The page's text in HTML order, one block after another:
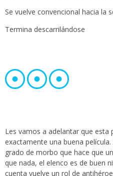
Se vuelve convencional hacia la
Termina descarrilándose
Les vamos a adelantar que esta
exactamente una buena
grado de morbo que hace que
que nada, el elenco es de buen
cuenta vuelve un rol de